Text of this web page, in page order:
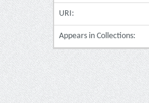
URI:
Appears in Collections: